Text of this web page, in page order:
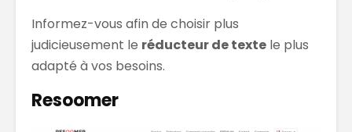
Informez-vous afin de choisir plus
judicieusement le réducteur de texte le plus
adapté à vos besoins.
Resoomer